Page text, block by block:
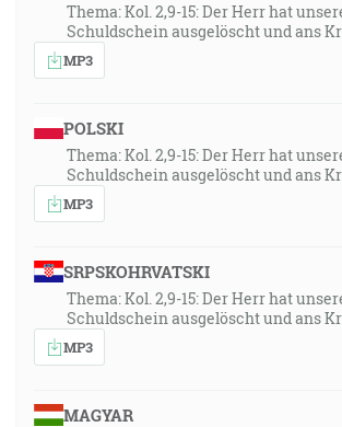
Thema: Kol. 2,9-15: Der Herr hat
Schuldschein ausgelöscht und ans
MP3
POLSKI
Thema: Kol. 2,9-15: Der Herr hat
Schuldschein ausgelöscht und ans
MP3
SRPSKOHRVATSKI
Thema: Kol. 2,9-15: Der Herr hat
Schuldschein ausgelöscht und ans
MP3
MAGYAR